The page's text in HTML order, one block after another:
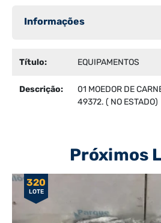
Informações
Título: EQUIPAMENTOS
Descrição:
01 MOEDOR DE
49372. ( NO ESTADO)
Próximos
320
LOTE